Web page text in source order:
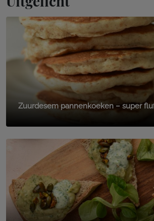
Zuurdesem pannenkoeken – super